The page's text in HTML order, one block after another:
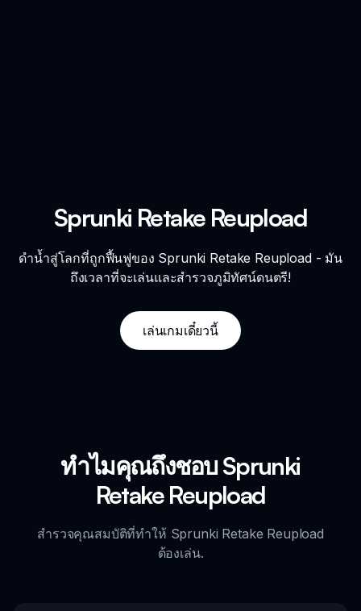
Sprunki Retake Reupload
ดำน้ำสู่โลกที่ถูกฟื้นฟูของ Sprunki Retake Reupload - มัน
ถึงเวลาที่จะเล่นและสำรวจภูมิทัศน์ดนตรี!
เล่นเกมเดี๋ยวนี้
ทำไมคุณถึงชอบ Sprunki
Retake Reupload
สำรวจคุณสมบัติที่ทำให้ Sprunki Retake Reupload
ต้องเล่น.